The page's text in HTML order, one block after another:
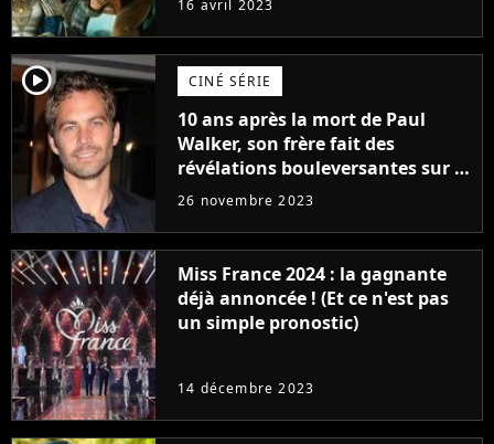
16 avril 2023
player2 CINÉ SÉRIE
10 ans après la mort de Paul
Walker, son frère fait des
révélations bouleversantes sur la
réaction des acteurs de Fast and
26 novembre 2023
Miss France 2024 : la gagnante
déjà annoncée ! (Et ce n'est pas
un simple pronostic)
14 décembre 2023